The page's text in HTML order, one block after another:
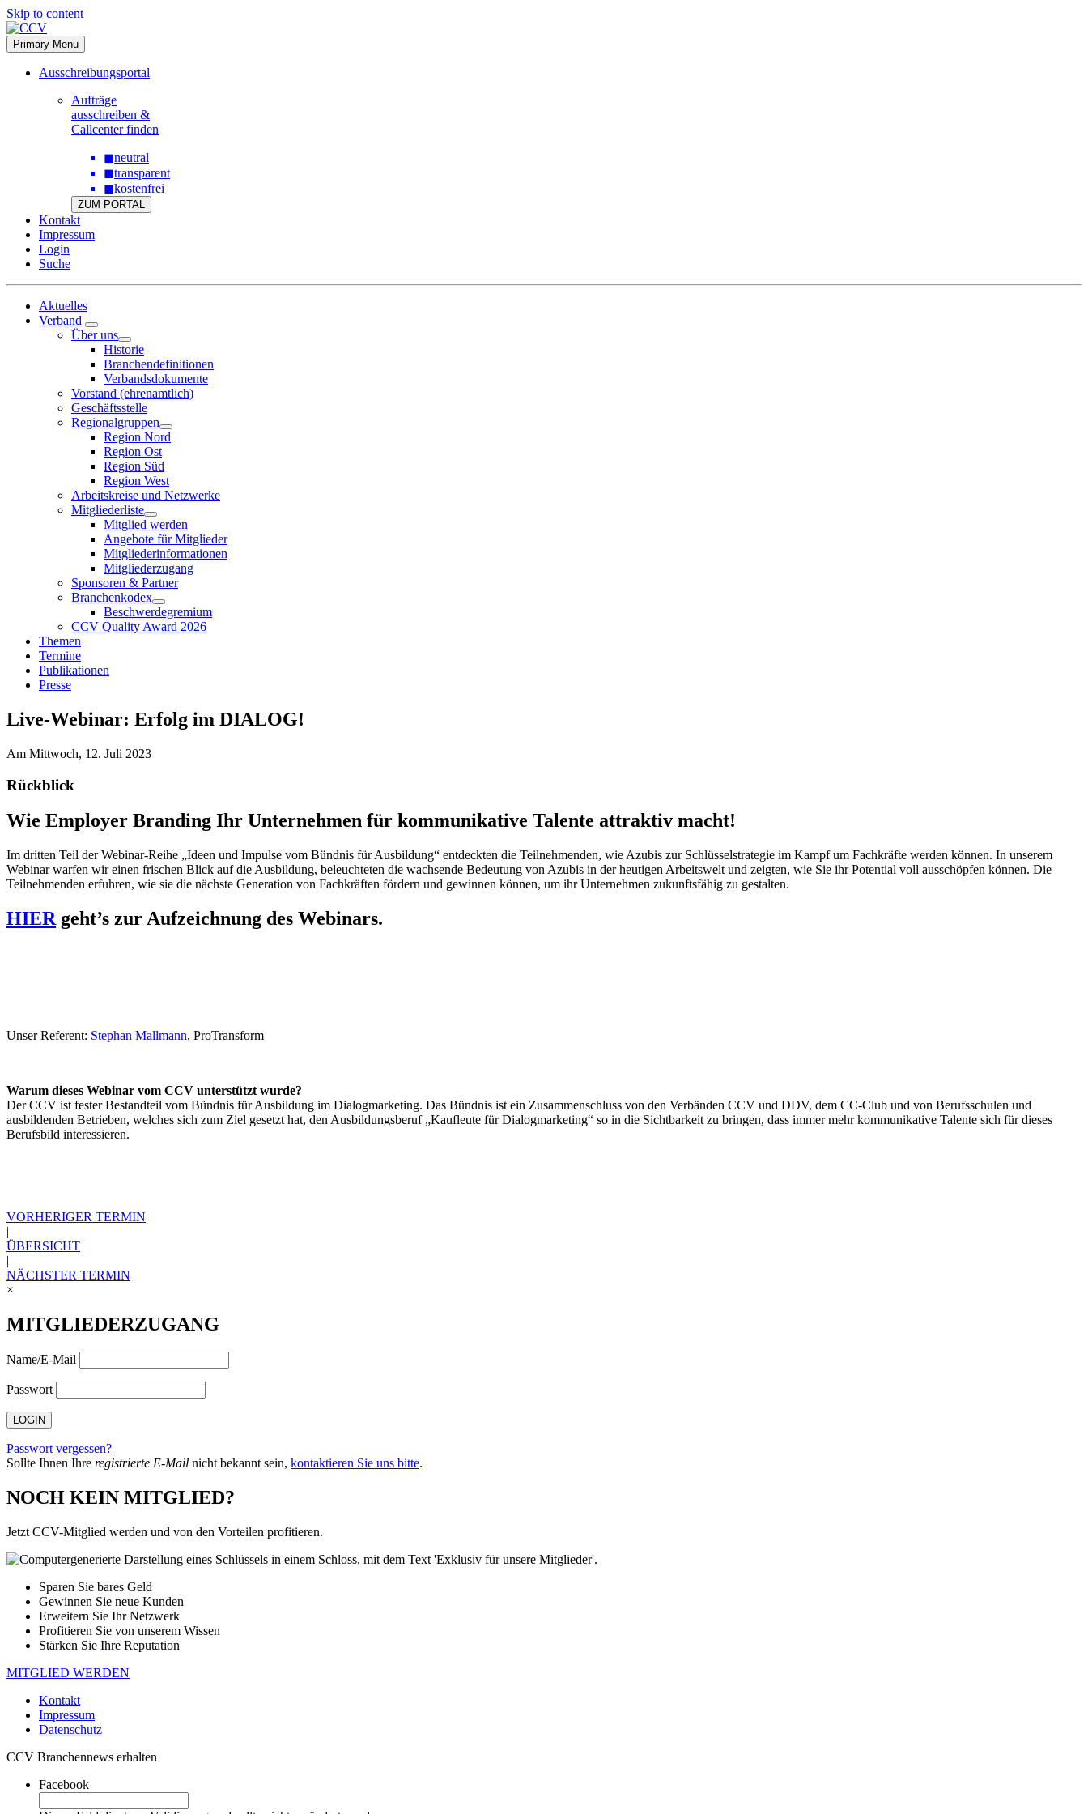
Skip to content
Primary Menu
Ausschreibungsportal
Aufträge
ausschreiben &
Callcenter finden
◼neutral
◼transparent
◼kostenfrei
ZUM PORTAL
Kontakt
Impressum
Login
Suche
Aktuelles
Verband
Über uns
Historie
Branchendefinitionen
Verbandsdokumente
Vorstand (ehrenamtlich)
Geschäftsstelle
Regionalgruppen
Region Nord
Region Ost
Region Süd
Region West
Arbeitskreise und Netzwerke
Mitgliederliste
Mitglied werden
Angebote für Mitglieder
Mitgliederinformationen
Mitgliederzugang
Sponsoren & Partner
Branchenkodex
Beschwerdegremium
CCV Quality Award 2026
Themen
Termine
Publikationen
Presse
Live-Webinar: Erfolg im DIALOG!
Am Mittwoch, 12. Juli 2023
Rückblick
Wie Employer Branding Ihr Unternehmen für kommunikative Talente attraktiv macht!
Im dritten Teil der Webinar-Reihe „Ideen und Impulse vom Bündnis für Ausbildung“ entdeckten die Teilnehmenden, wie Azubis zur Schlüsselstrategie im Kampf um Fachkräfte werden können. In unserem
Webinar warfen wir einen frischen Blick auf die Ausbildung, beleuchteten die wachsende Bedeutung von Azubis in der heutigen Arbeitswelt und zeigten, wie Sie ihr Potential voll ausschöpfen können. Die
Teilnehmenden erfuhren, wie sie die nächste Generation von Fachkräften fördern und gewinnen können, um ihr Unternehmen zukunftsfähig zu gestalten.
HIERgeht’s zur Aufzeichnung des Webinars.
Unser Referent: Stephan Mallmann, ProTransform
Warum dieses Webinar vom CCV unterstützt wurde?
Der CCV ist fester Bestandteil vom Bündnis für Ausbildung im Dialogmarketing. Das Bündnis ist ein Zusammenschluss von den Verbänden CCV und DDV, dem CC-Club und von Berufsschulen und
ausbildenden Betrieben, welches sich zum Ziel gesetzt hat, den Ausbildungsberuf „Kaufleute für Dialogmarketing“ so in die Sichtbarkeit zu bringen, dass immer mehr kommunikative Talente sich für dieses
Berufsbild interessieren.
VORHERIGER TERMIN
|
ÜBERSICHT
|
NÄCHSTER TERMIN
×
MITGLIEDERZUGANG
Name/E-Mail
Passwort
Passwort vergessen?
Sollte Ihnen Ihre registrierte E-Mail nicht bekannt sein, kontaktieren Sie uns bitte.
NOCH KEIN MITGLIED?
Jetzt CCV-Mitglied werden und von den Vorteilen profitieren.
Sparen Sie bares Geld
Gewinnen Sie neue Kunden
Erweitern Sie Ihr Netzwerk
Profitieren Sie von unserem Wissen
Stärken Sie Ihre Reputation
MITGLIED WERDEN
Kontakt
Impressum
Datenschutz
CCV Branchennews erhalten
Facebook